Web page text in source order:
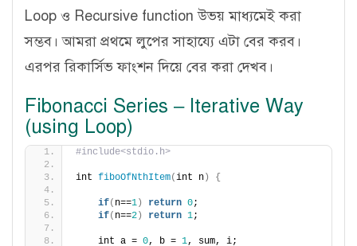
Loop ও Recursive function উভয় মাধ্যমেই করা
সম্ভব। আমরা প্রথমে লুপের সাহায্যে এটা বের করব।
এরপর রিকার্সিভ ফাংশন দিয়ে বের করা দেখব।
Fibonacci Series – Iterative Way
(using Loop)
#include<stdio.h>
int fiboOfNthItem(int n) {
if( n==1) return 0;
if( n==2) return 1;
    int a =
0, b = 1, sum, i;